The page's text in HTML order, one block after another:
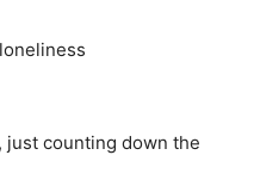
just counting down the